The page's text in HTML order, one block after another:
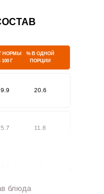
НОРМЫ
100 Г
% В ОДНОЙ
ПОРЦИИ
9.9 20.6
5.7 11.8
блюда